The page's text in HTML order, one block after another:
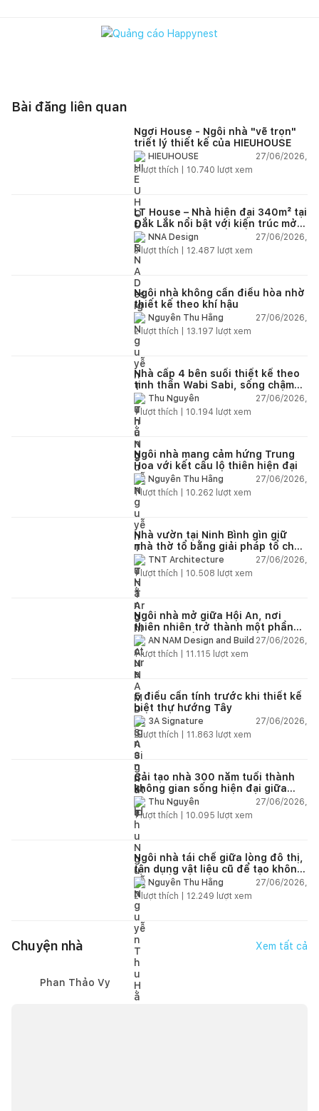
Bài đăng liên quan
Ngơi House - Ngôi nhà "vẽ trọn"
triết lý thiết kế của HIEUHOUSE
HIEUHOUSE
27/06/2026,
3lượt thích | 10.740 lượt xem
LT House – Nhà hiện đại 340m² tại
Đắk Lắk nổi bật với kiến trúc mở
và hệ sân vườn kết nối thiên
nhiên
NNA Design
27/06/2026,
3lượt thích | 12.487 lượt xem
Ngôi nhà không cần điều hòa nhờ
thiết kế theo khí hậu
Nguyễn Thu Hằng
27/06/2026,
2lượt thích | 13.197 lượt xem
Nhà cấp 4 bên suối thiết kế theo
tinh thần Wabi Sabi, sống chậm
giữa thiên nhiên
Thu Nguyễn
27/06/2026,
1lượt thích | 10.194 lượt xem
Ngôi nhà mang cảm hứng Trung
Hoa với kết cấu lộ thiên hiện đại
Nguyễn Thu Hằng
27/06/2026,
1lượt thích | 10.262 lượt xem
Nhà vườn tại Ninh Bình gìn giữ
nhà thờ tổ bằng giải pháp tổ chức
lại không gian
TNT Architecture
27/06/2026,
1lượt thích | 10.508 lượt xem
Ngôi nhà mở giữa Hội An, nơi
thiên nhiên trở thành một phần
của cuộc sống
AN NAM Design and Build 27/06/2026,
1lượt thích | 11.115 lượt xem
5 điều cần tính trước khi thiết kế
biệt thự hướng Tây
3A Signature
27/06/2026,
2lượt thích | 11.863 lượt xem
Cải tạo nhà 300 năm tuổi thành
không gian sống hiện đại giữa
thiên nhiên
Thu Nguyễn
27/06/2026,
1lượt thích | 10.095 lượt xem
Ngôi nhà tái chế giữa lòng đô thị,
tận dụng vật liệu cũ để tạo không
gian sống linh hoạt
Nguyễn Thu Hằng
27/06/2026,
2lượt thích | 12.249 lượt xem
Chuyện nhà Xem tất cả
Phan Thảo Vy